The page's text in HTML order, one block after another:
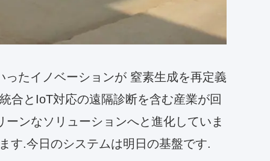
たイノベーションが 窒素生成を再定義
合とIoT対応の遠隔診断を含む産業が回
ンなソリューションへと進化していま
す.今日のシステムは明日の基盤です.